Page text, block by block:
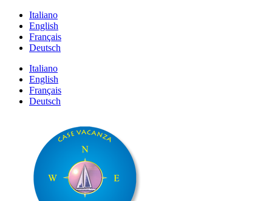
Italiano
English
Français
Deutsch
Italiano
English
Français
Deutsch